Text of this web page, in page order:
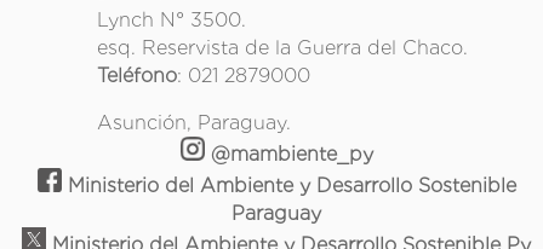
Lynch N° 3500.
esq. Reservista de la Guerra del Chaco.
Teléfono: 021 2879000
Asunción, Paraguay.
@mambiente_py
Ministerio del Ambiente y Desarrollo Sostenible
Paraguay